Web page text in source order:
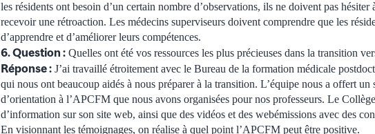
les résidents ont besoin d’un certain nombre d’observations, ils ne doivent pas hésiter
recevoir une rétroaction. Les médecins superviseurs doivent comprendre que les
d’apprendre et d’améliorer leurs compétences.
6. Question : Quelles ont été vos ressources les plus précieuses dans la transition
Réponse : J’ai travaillé étroitement avec le Bureau de la formation médicale
qui nous ont beaucoup aidés à nous préparer à la transition. L’équipe nous a offert un
d’orientation à l’APCFM que nous avons organisées pour nos professeurs. Le
d’information sur son site web, ainsi que des vidéos et des webémissions avec des
En visionnant les témoignages, on réalise à quel point l’APCFM peut être positive.